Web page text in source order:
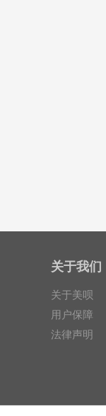
关于我们
关于美呗
用户保障
法律声明